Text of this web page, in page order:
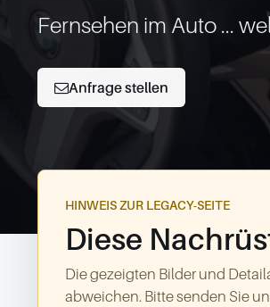
Fernsehen im Auto ...
Anfrage stellen
HINWEIS ZUR LEGACY-SEITE
Diese
Die gezeigten Bilder und
abweichen. Bitte senden Sie